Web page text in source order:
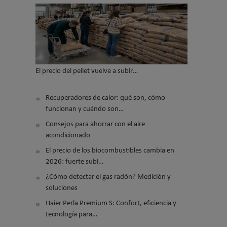
El precio del pellet vuelve a subir…
Recuperadores de calor: qué son, cómo
funcionan y cuándo son…
Consejos para ahorrar con el aire
acondicionado
El precio de los biocombustibles cambia en
2026: fuerte subi…
¿Cómo detectar el gas radón? Medición y
soluciones
Haier Perla Premium S: Confort, eficiencia y
tecnología para…